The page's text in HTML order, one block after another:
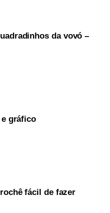
da vovó –
gráfico
fácil de fazer